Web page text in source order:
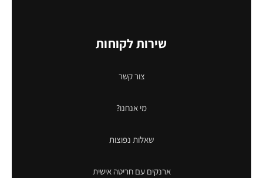
שירות לקוחות
צור קשר
מי אנחנו?
שאלות נפוצות
ארנקים עם חריטה אישית